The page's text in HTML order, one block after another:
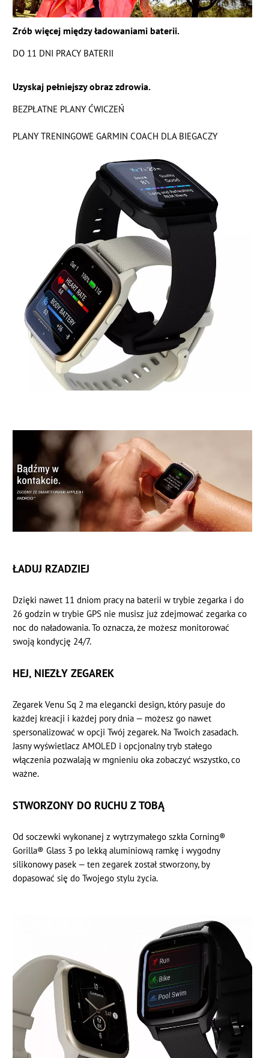
Zrób więcej między ładowaniami baterii.
DO 11 DNI PRACY BATERII
Uzyskaj pełniejszy obraz zdrowia.
BEZPŁATNE PLANY ĆWICZEŃ
PLANY TRENINGOWE GARMIN COACH DLA BIEGACZY
ŁADUJ RZADZIEJ
Dzięki nawet 11 dniom pracy na baterii w trybie zegarka i do
26 godzin w trybie GPS nie musisz już zdejmować zegarka co
noc do naładowania. To oznacza, że możesz monitorować
swoją kondycję 24/7.
HEJ, NIEZŁY ZEGAREK
Zegarek Venu Sq 2 ma elegancki design, który pasuje do
każdej kreacji i każdej pory dnia — możesz go nawet
spersonalizować w opcji Twój zegarek. Na Twoich zasadach.
Jasny wyświetlacz AMOLED i opcjonalny tryb stałego
włączenia pozwalają w mgnieniu oka zobaczyć wszystko, co
ważne.
STWORZONY DO RUCHU Z TOBĄ
Od soczewki wykonanej z wytrzymałego szkła Corning®
Gorilla® Glass 3 po lekką aluminiową ramkę i wygodny
silikonowy pasek — ten zegarek został stworzony, by
dopasować się do Twojego stylu życia.